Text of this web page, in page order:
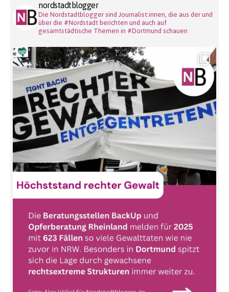
nordstadtblogger
Die Nordstadtblogger sind Journalist:innen, die aus der und
über die #Nordstadt berichten und auch auf
gesamtstädtische Themen in #Dortmund schauen